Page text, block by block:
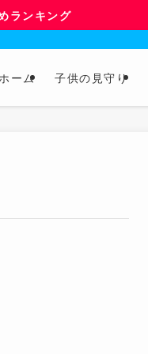
ランキング
ーム 子供の見守り